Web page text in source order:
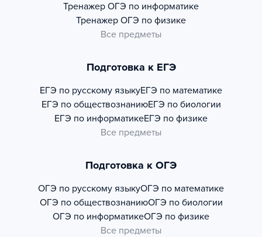
Тренажер ОГЭ по информатике
Тренажер ОГЭ по физике
Все предметы
Подготовка к ЕГЭ
ЕГЭ по русскому языкуЕГЭ по математике
ЕГЭ по обществознаниюЕГЭ по биологии
ЕГЭ по информатикеЕГЭ по физике
Все предметы
Подготовка к ОГЭ
ОГЭ по русскому языкуОГЭ по математике
ОГЭ по обществознаниюОГЭ по биологии
ОГЭ по информатикеОГЭ по физике
Все предметы